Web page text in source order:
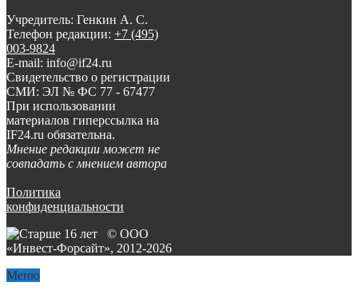
Учредитель: Генкин А. С.
Телефон редакции: +7 (495)
003-9824
E-mail: info@if24.ru
Свидетельство о регистрации
СМИ: ЭЛ № ФС 77 - 67477
При использовании
материалов гиперссылка на
IF24.ru обязательна.
Мнение редакции может не
совпадать с мнением автора
Политика
конфиденциальности
© ООО
«Инвест-Форсайт», 2012-2026
Меню